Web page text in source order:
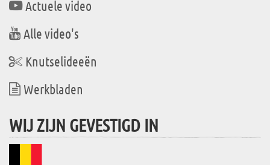
Actuele video
Alle video's
Knutselideeën
Werkbladen
WIJ ZIJN GEVESTIGD IN